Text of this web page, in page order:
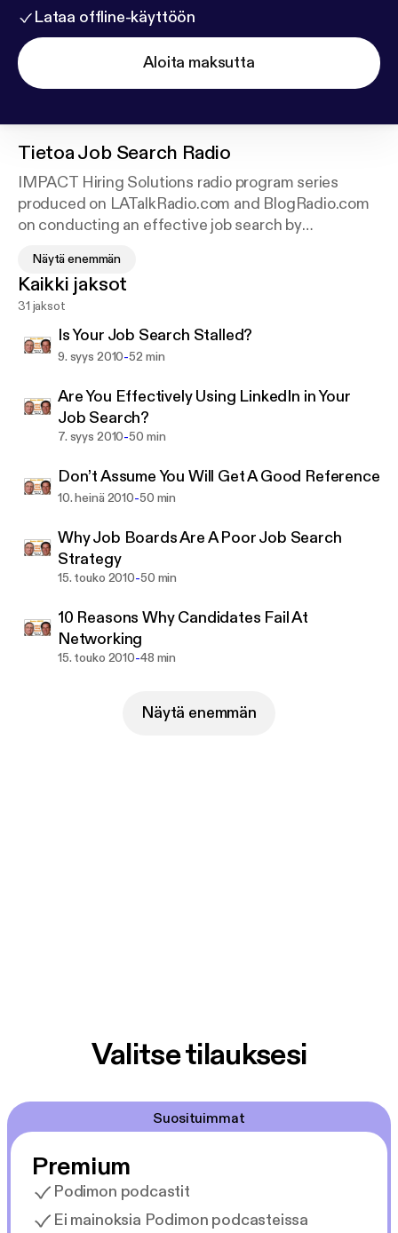
Lataa offline-käyttöön
Aloita maksutta
TietoaJob Search Radio
IMPACT Hiring Solutions radio program series
produced on LATalkRadio.com and BlogRadio.com
on conducting an effective job search by
make in attempting to find a new career position.
Authored by two of the most well-known
international authors, executive recruiters, and
speakers on conducting an effective job search.
Näytä enemmän
Kaikki jaksot
31 jaksot
Is Your Job Search Stalled?
9. syys 2010-52 min
Are You Effectively Using LinkedIn in Your
Job Search?
7. syys 2010-50 min
Don’t Assume You Will Get A Good Reference
10. heinä 2010-50 min
Why Job Boards Are A Poor Job Search
Strategy
15. touko 2010-50 min
10 Reasons Why Candidates Fail At
Networking
15. touko 2010-48 min
Näytä enemmän
Valitse tilauksesi
Suosituimmat
Premium
Podimon podcastit
Ei mainoksia Podimon podcasteissa